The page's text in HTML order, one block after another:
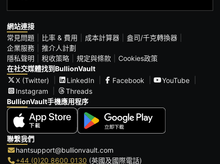
網站連接
常見問題
比率 & 費用 成本計算器
盎司/千克轉換器
企業服務
推介人計劃
隱私聲明
稅收策略 規定與條款
Cookies政策
在社交媒體找到BullionVault
X (Twitter)
LinkedIn Facebook
YouTube
Instagram
Threads
BullionVault手機應用程序
聯繫我們
hantsupport@bullionvault.com
+44 (0)20 8600 0130 (英國及國際電話)